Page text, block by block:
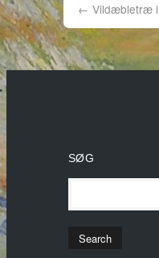
← Vildæbletræ
SØG